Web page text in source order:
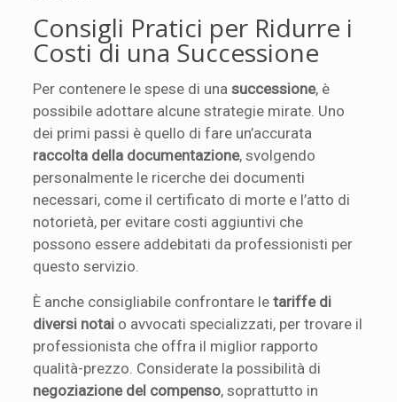
Consigli Pratici per Ridurre i
Costi di una Successione
Per contenere le spese di unasuccessione, è
possibile adottare alcune strategie mirate. Uno
dei primi passi è quello di fare un’accurata
raccolta della documentazione, svolgendo
personalmente le ricerche dei documenti
necessari, come il certificato di morte e l’atto di
notorietà, per evitare costi aggiuntivi che
possono essere addebitati da professionisti per
questo servizio.
È anche consigliabile confrontare letariffe di
diversi notai o avvocati specializzati, per trovare il
professionista che offra il miglior rapporto
qualità-prezzo. Considerate la possibilità di
negoziazione del compenso, soprattutto in